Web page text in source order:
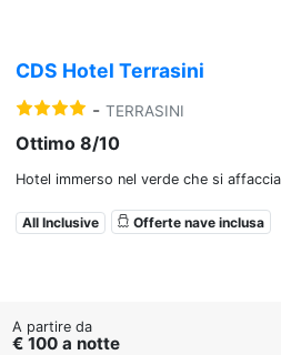
CDS Hotel Terrasini
- TERRASINI
Ottimo 8/10
Hotel immerso nel verde che si
All Inclusive Offerte nave inclusa
A partire da
€ 100 a notte